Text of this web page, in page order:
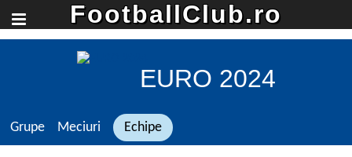
FootballClub.ro
EURO 2024
Grupe Meciuri Echipe